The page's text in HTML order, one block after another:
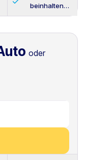
beinhalten
oder